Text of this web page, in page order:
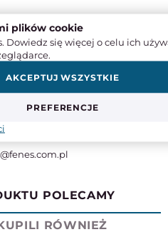
2, 08-110 Siedlce
POLECAMY
RÓWNIEŻ
plików cookie
Dowiedz się więcej o celu ich
PREFERENCJE
AKCEPTUJ WSZYSTKIE